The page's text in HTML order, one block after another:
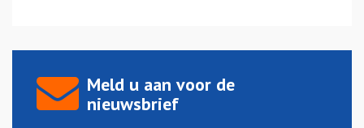
Meld u aan voor de
nieuwsbrief